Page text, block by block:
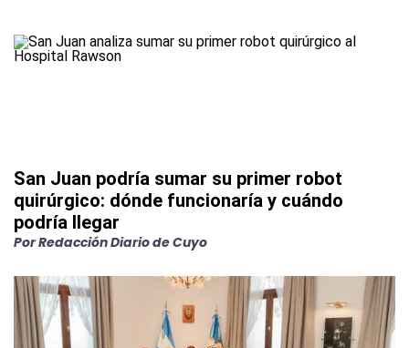
San Juan podría sumar su primer robot
quirúrgico: dónde funcionaría y cuándo
podría llegar
PorRedacción Diario de Cuyo